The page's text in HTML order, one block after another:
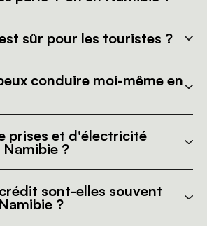
sûr pour les touristes ?
conduire moi-même en
prises et d'électricité
?
sont-elles souvent
?